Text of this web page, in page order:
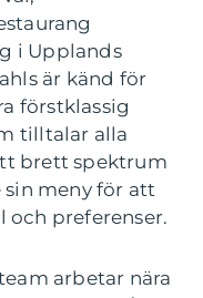
i Upplands
är känd för
förstklassig
tilltalar alla
brett spektrum
sin meny för att
och preferenser.
arbetar nära